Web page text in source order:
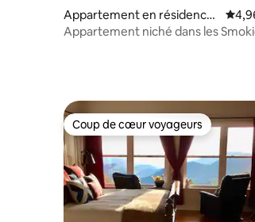
Appartement en résidence
⋅ Townsend
Appartement niché dans les
Coup de cœur voyageurs
Coup de cœur voyageurs